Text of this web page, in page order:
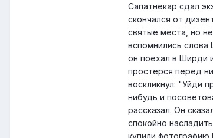
Сапатнекар сдал
скончался от
святые места, но
вспомнились
он поехал в Ширди
простерся перед
воскликнул: "Уйди
нибудь и
рассказал. Он
спокойно